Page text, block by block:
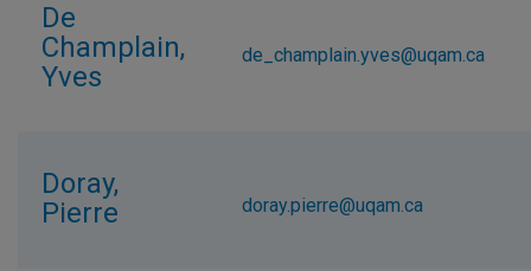
De
Champlain,
Yves
de_champlain.yves@uqam.ca
Doray,
Pierre
doray.pierre@uqam.ca